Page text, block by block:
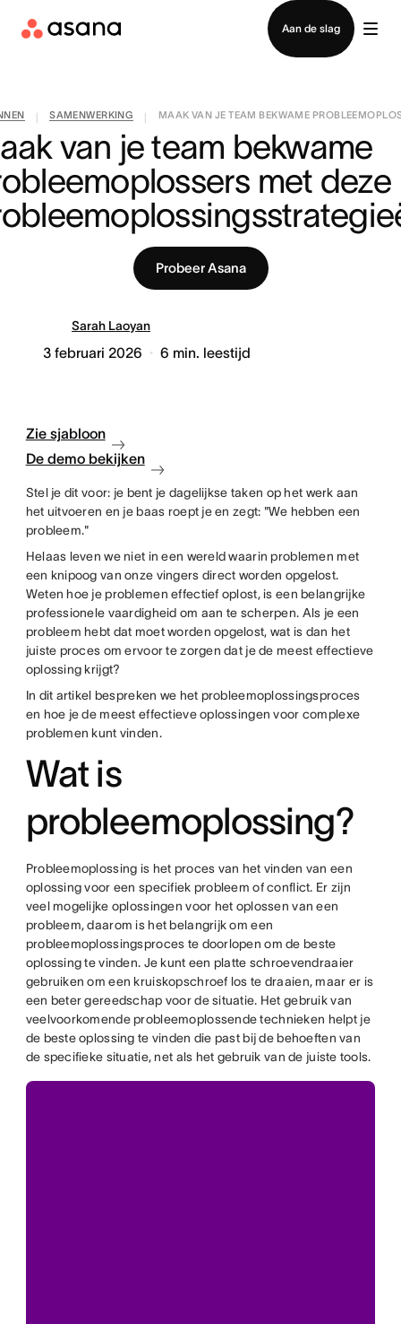
Aan de slag
Contact opnemen met verkoop
SAMENWERKING MAAK VAN JE TEAM BEKWAME
van je team bekwame
met deze
Probeer Asana
Sarah Laoyan
3 februari 2026 6 min. leestijd
Zie sjabloon
De demo bekijken
Stel je dit voor: je bent je dagelijkse taken op het werk aan
het uitvoeren en je baas roept je en zegt: "We hebben een
probleem."
Helaas leven we niet in een wereld waarin problemen met
een knipoog van onze vingers direct worden opgelost.
Weten hoe je problemen effectief oplost, is een belangrijke
professionele vaardigheid om aan te scherpen. Als je een
probleem hebt dat moet worden opgelost, wat is dan het
juiste proces om ervoor te zorgen dat je de meest effectieve
oplossing krijgt?
In dit artikel bespreken we het probleemoplossingsproces
en hoe je de meest effectieve oplossingen voor complexe
problemen kunt vinden.
Wat is
probleemoplossing?
Probleemoplossing is het proces van het vinden van een
oplossing voor een specifiek probleem of conflict. Er zijn
veel mogelijke oplossingen voor het oplossen van een
probleem, daarom is het belangrijk om een
probleemoplossingsproces te doorlopen om de beste
oplossing te vinden. Je kunt een platte schroevendraaier
gebruiken om een kruiskopschroef los te draaien, maar er is
een beter gereedschap voor de situatie. Het gebruik van
veelvoorkomende probleemoplossende technieken helpt je
de beste oplossing te vinden die past bij de behoeften van
de specifieke situatie, net als het gebruik van de juiste tools.